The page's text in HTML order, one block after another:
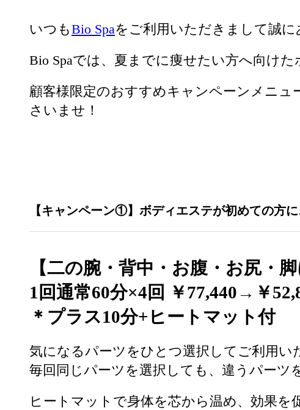
いつもBio Spaをご利用いただきまして誠に
Bio Spaでは、夏までに痩せたい方へ向け
顧客様限定のおすすめキャンペーンメニ
さいませ！
【キャンペーン①】ボディエステが初めての方
【二の腕・背中・お腹・お尻・
1回通常60分×4回 ￥77,440→ ￥
＊プラス10分+ヒートマット付
気になるパーツをひとつ選択してご利用い
毎回同じパーツを選択しても、違うパーツ
ヒートマットで身体を芯から温め、効果を